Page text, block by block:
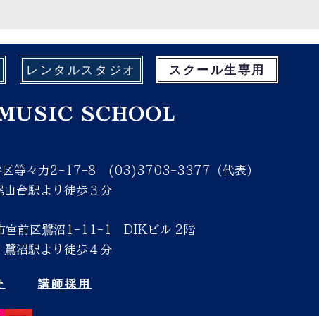
レンタルスタジオ スクール生専用
SCHOOL
区等々力2-17-8 (03)3703-3377（代表）
山台駅より徒歩３分
宮前区鷺沼1-11-1 DIKビル 2階
鷺沼駅より徒歩４分
講師採用